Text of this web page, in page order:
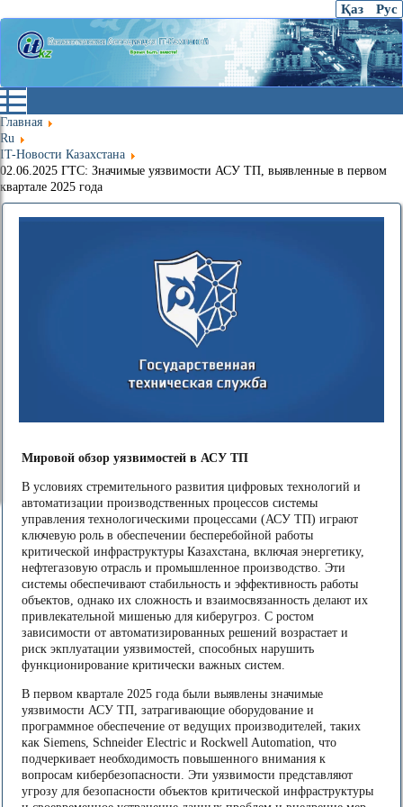
Қаз Рус
Главная
Ru
IT-Новости Казахстана
02.06.2025 ГТС: Значимые уязвимости АСУ ТП, выявленные в первом
квартале 2025 года
Мировой обзор уязвимостей в АСУ ТП
В условиях стремительного развития цифровых технологий и
автоматизации производственных процессов системы
управления технологическими процессами (АСУ ТП) играют
ключевую роль в обеспечении бесперебойной работы
критической инфраструктуры Казахстана, включая энергетику,
нефтегазовую отрасль и промышленное производство. Эти
системы обеспечивают стабильность и эффективность работы
объектов, однако их сложность и взаимосвязанность делают их
привлекательной мишенью для киберугроз. С ростом
зависимости от автоматизированных решений возрастает и
риск экплуатации уязвимостей, способных нарушить
функционирование критически важных систем.
В первом квартале 2025 года были выявлены значимые
уязвимости АСУ ТП, затрагивающие оборудование и
программное обеспечение от ведущих производителей, таких
как Siemens, Schneider Electric и Rockwell Automation, что
подчеркивает необходимость повышенного внимания к
вопросам кибербезопасности. Эти уязвимости представляют
угрозу для безопасности объектов критической инфраструктуры